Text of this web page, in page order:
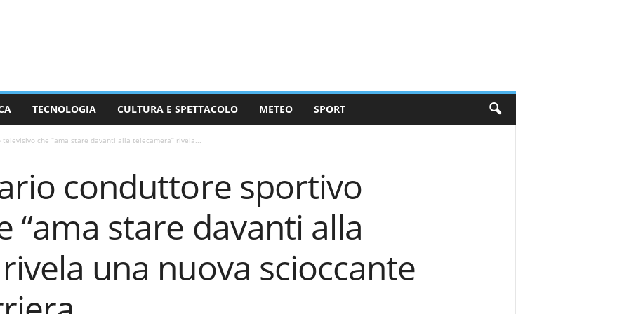
TECNOLOGIA CULTURA E SPETTACOLO METEO SPORT
che “ama stare davanti alla telecamera” rivela...
conduttore sportivo
“ama stare davanti alla
una nuova scioccante